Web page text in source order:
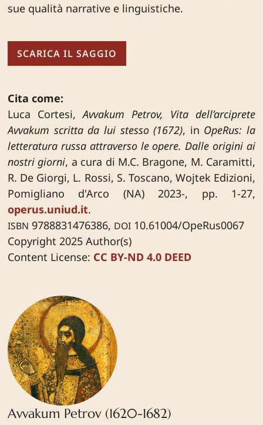
sue qualità narrative e linguistiche.
SCARICA IL SAGGIO
Cita come:
Luca Cortesi,Avvakum Petrov, Vita dell’arciprete
Avvakum scritta da lui stesso (1672), in OpeRus: la
letteratura russa attraverso le opere. Dalle origini ai
nostri giorni, a cura di M.C. Bragone, M. Caramitti,
R. De Giorgi, L. Rossi, S. Toscano, Wojtek Edizioni,
Pomigliano d'Arco (NA) 2023-, pp. 1-27,
operus.uniud.it.
ISBN 9788831476386, DOI 10.61004/OpeRus0067
Copyright 2025 Author(s)
Content License: CC BY-ND 4.0 DEED
Avvakum Petrov (1620-1682)